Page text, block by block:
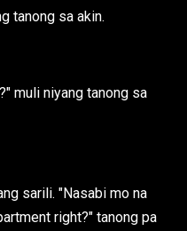
tanong sa akin.
muli niyang tanong sa
sarili. "Nasabi mo na
right?" tanong pa